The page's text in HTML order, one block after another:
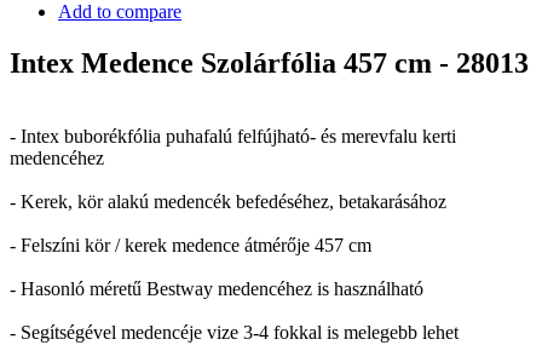
Add to compare
Intex Medence Szolárfólia 457 cm - 28013
- Intex buborékfólia puhafalú felfújható- és merevfalu kerti
medencéhez
- Kerek, kör alakú medencék befedéséhez, betakarásához
- Felszíni kör / kerek medence átmérője 457 cm
- Hasonló méretű Bestway medencéhez is használható
- Segítségével medencéje vize 3-4 fokkal is melegebb lehet